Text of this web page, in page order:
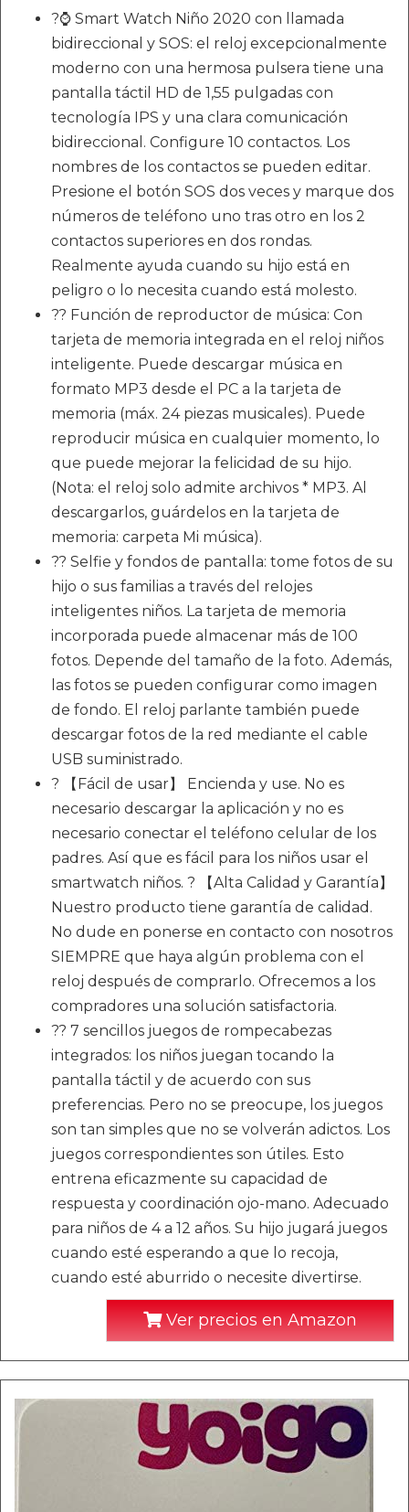
?⌚ Smart Watch Niño 2020 con llamada
bidireccional y SOS: el reloj excepcionalmente
moderno con una hermosa pulsera tiene una
pantalla táctil HD de 1,55 pulgadas con
tecnología IPS y una clara comunicación
bidireccional. Configure 10 contactos. Los
nombres de los contactos se pueden editar.
Presione el botón SOS dos veces y marque dos
números de teléfono uno tras otro en los 2
contactos superiores en dos rondas.
Realmente ayuda cuando su hijo está en
peligro o lo necesita cuando está molesto.
?? Función de reproductor de música: Con
tarjeta de memoria integrada en el reloj niños
inteligente. Puede descargar música en
formato MP3 desde el PC a la tarjeta de
memoria (máx. 24 piezas musicales). Puede
reproducir música en cualquier momento, lo
que puede mejorar la felicidad de su hijo.
(Nota: el reloj solo admite archivos * MP3. Al
descargarlos, guárdelos en la tarjeta de
memoria: carpeta Mi música).
?? Selfie y fondos de pantalla: tome fotos de su
hijo o sus familias a través del relojes
inteligentes niños. La tarjeta de memoria
incorporada puede almacenar más de 100
fotos. Depende del tamaño de la foto. Además,
las fotos se pueden configurar como imagen
de fondo. El reloj parlante también puede
descargar fotos de la red mediante el cable
USB suministrado.
? 【Fácil de usar】 Encienda y use. No es
necesario descargar la aplicación y no es
necesario conectar el teléfono celular de los
padres. Así que es fácil para los niños usar el
smartwatch niños. ? 【Alta Calidad y Garantía】
Nuestro producto tiene garantía de calidad.
No dude en ponerse en contacto con nosotros
SIEMPRE que haya algún problema con el
reloj después de comprarlo. Ofrecemos a los
compradores una solución satisfactoria.
?? 7 sencillos juegos de rompecabezas
integrados: los niños juegan tocando la
pantalla táctil y de acuerdo con sus
preferencias. Pero no se preocupe, los juegos
son tan simples que no se volverán adictos. Los
juegos correspondientes son útiles. Esto
entrena eficazmente su capacidad de
respuesta y coordinación ojo-mano. Adecuado
para niños de 4 a 12 años. Su hijo jugará juegos
cuando esté esperando a que lo recoja,
cuando esté aburrido o necesite divertirse.
Ver precios en Amazon